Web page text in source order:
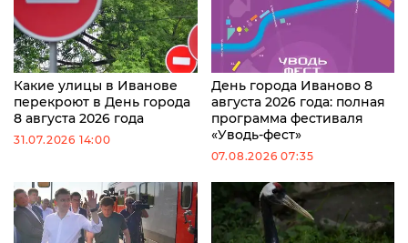
Какие улицы в Иванове
перекроют в День города
8 августа 2026 года
31.07.2026 14:00
День города Иваново 8
августа 2026 года: полная
программа фестиваля
«Уводь-фест»
07.08.2026 07:35